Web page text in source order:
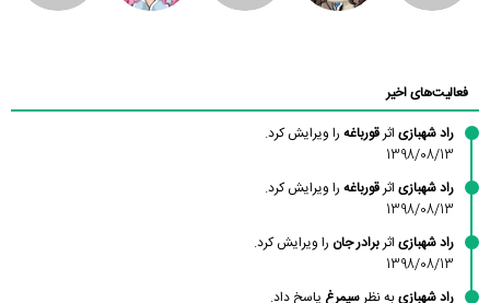
فعالیت‌های اخیر
راد شهبازی اثرقورباغه را ویرایش کرد.
1398/08/13
راد شهبازی اثرقورباغه را ویرایش کرد.
1398/08/13
راد شهبازی اثربرادر جان را ویرایش کرد.
1398/08/13
راد شهبازیبه نظرسیمرغ پاسخ داد.